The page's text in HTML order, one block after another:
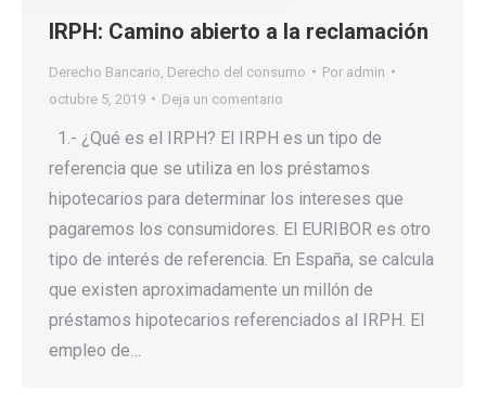
IRPH: Camino abierto a la reclamación
Derecho Bancario Derecho del consumo Por admin
octubre 5, 2019
Deja un comentario
1.- ¿Qué es el IRPH? El IRPH es un tipo de
referencia que se utiliza en los préstamos
hipotecarios para determinar los intereses que
pagaremos los consumidores. El EURIBOR es otro
tipo de interés de referencia. En España, se calcula
que existen aproximadamente un millón de
préstamos hipotecarios referenciados al IRPH. El
empleo de…